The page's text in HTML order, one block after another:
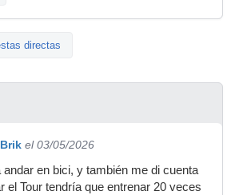
directas
el 03/05/2026
en bici, y también me di cuenta
el Tour tendría que entrenar 20 veces